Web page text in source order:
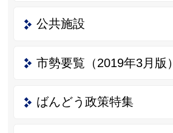
公共施設
市勢要覧（2019年3月版）
ばんどう政策特集